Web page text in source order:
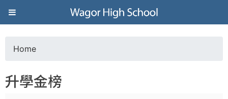
Jump to navigation
葳
格
高
o
Home
升學金榜